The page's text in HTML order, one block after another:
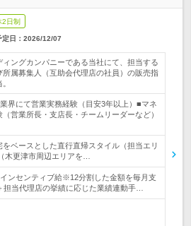
2日制
日： 2026/12/07
ングカンパニーである当社にて、担当する
所属募集人（互助会代理店の社員）の販売指
界にて営業実務経験（目安3年以上）■マネ
営業所長・支店長・チームリーダーなど）
をベースとした直行直帰スタイル（担当エリ
木更津市周辺エリアを…
ンセンティブ給※12分割した金額を毎月支
担当代理店の挙績に応じた業績連動手…